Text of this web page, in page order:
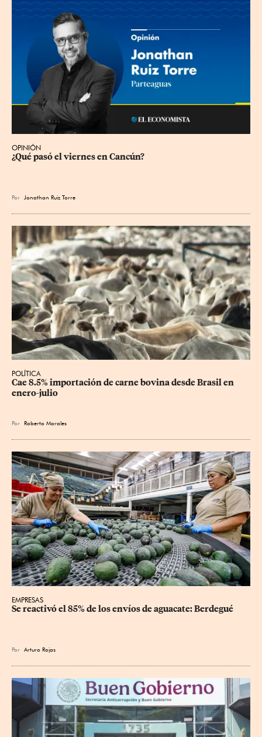
OPINIÓN
¿Qué pasó el viernes en Cancún?
Por Jonathan Ruiz Torre
POLÍTICA
Cae 8.5% importación de carne bovina desde Brasil en
enero-julio
Por Roberto Morales
EMPRESAS
Se reactivó el 85% de los envíos de aguacate: Berdegué
Por Arturo Rojas